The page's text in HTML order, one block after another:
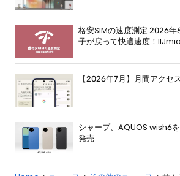
格安SIMの速度測定 2026
子が戻って快適速度！
【2026年7月】月間アクセ
シャープ、AQUOS wish6
発売